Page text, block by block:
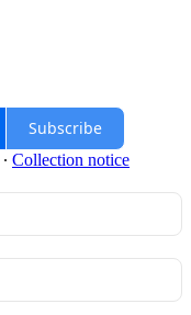
Subscribe
∙ Collection notice